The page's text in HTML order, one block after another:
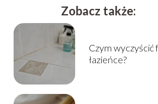
Zobacz także:
Czym wyczyścić
łazieńce?